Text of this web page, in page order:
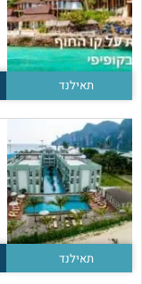
תאילנד
תאילנד